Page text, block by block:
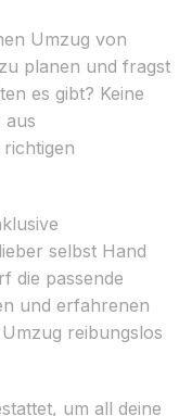
Umzug von
planen und fragst
es gibt? Keine
aus
selbst Hand
die passende
und erfahrenen
reibungslos
um all deine